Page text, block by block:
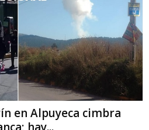
en Alpuyeca cimbra